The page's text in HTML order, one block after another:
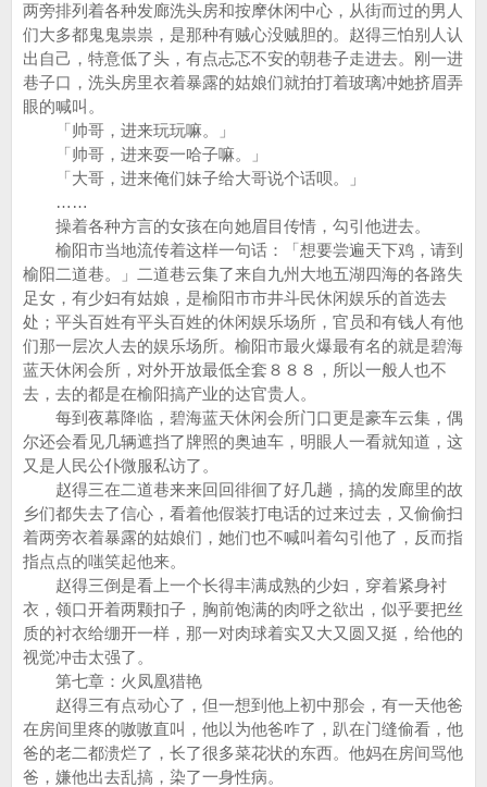
两旁排列着各种发廊洗头房和按摩休闲中心，从街而过的男人
们大多都鬼鬼祟祟，是那种有贼心没贼胆的。赵得三怕别人认
出自己，特意低了头，有点忐忑不安的朝巷子走进去。刚一进
巷子口，洗头房里衣着暴露的姑娘们就拍打着玻璃冲她挤眉弄
眼的喊叫。
「帅哥，进来玩玩嘛。」
「帅哥，进来耍一哈子嘛。」
「大哥，进来俺们妹子给大哥说个话呗。」
……
操着各种方言的女孩在向她眉目传情，勾引他进去。
榆阳市当地流传着这样一句话：「想要尝遍天下鸡，请到
榆阳二道巷。」二道巷云集了来自九州大地五湖四海的各路失
足女，有少妇有姑娘，是榆阳市市井斗民休闲娱乐的首选去
处；平头百姓有平头百姓的休闲娱乐场所，官员和有钱人有他
们那一层次人去的娱乐场所。榆阳市最火爆最有名的就是碧海
蓝天休闲会所，对外开放最低全套８８８，所以一般人也不
去，去的都是在榆阳搞产业的达官贵人。
每到夜幕降临，碧海蓝天休闲会所门口更是豪车云集，偶
尔还会看见几辆遮挡了牌照的奥迪车，明眼人一看就知道，这
又是人民公仆微服私访了。
赵得三在二道巷来来回回徘徊了好几趟，搞的发廊里的故
乡们都失去了信心，看着他假装打电话的过来过去，又偷偷扫
着两旁衣着暴露的姑娘们，她们也不喊叫着勾引他了，反而指
指点点的嗤笑起他来。
赵得三倒是看上一个长得丰满成熟的少妇，穿着紧身衬
衣，领口开着两颗扣子，胸前饱满的肉呼之欲出，似乎要把丝
质的衬衣给绷开一样，那一对肉球着实又大又圆又挺，给他的
视觉冲击太强了。
第七章：火凤凰猎艳
赵得三有点动心了，但一想到他上初中那会，有一天他爸
在房间里疼的嗷嗷直叫，他以为他爸咋了，趴在门缝偷看，他
爸的老二都溃烂了，长了很多菜花状的东西。他妈在房间骂他
爸，嫌他出去乱搞，染了一身性病。